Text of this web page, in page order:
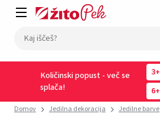
Količinski popust - več se
splača!
3
6
Domov Jedilna dekoracija Jedilne barve